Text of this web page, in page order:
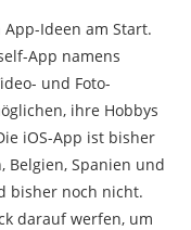
Ideen am Start.
App namens
und Foto-
ihre Hobbys
iOS-App ist bisher
Belgien, Spanien und
bisher noch nicht.
darauf werfen, um